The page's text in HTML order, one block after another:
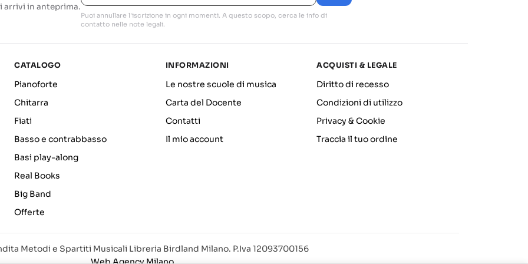
arrivi in anteprima.
Puoi annullare l'iscrizione in ogni momenti. A questo scopo, cerca le info di
contatto nelle note legali.
CATALOGO
Pianoforte
Chitarra
Fiati
Basso e contrabbasso
Basi play-along
Real Books
Big Band
Offerte
INFORMAZIONI
Le nostre scuole di musica
Carta del Docente
Contatti
Il mio account
ACQUISTI & LEGALE
Diritto di recesso
Condizioni di utilizzo
Privacy & Cookie
Traccia il tuo ordine
Metodi e Spartiti Musicali Libreria Birdland Milano. P.Iva 12093700156
Web Agency Milano